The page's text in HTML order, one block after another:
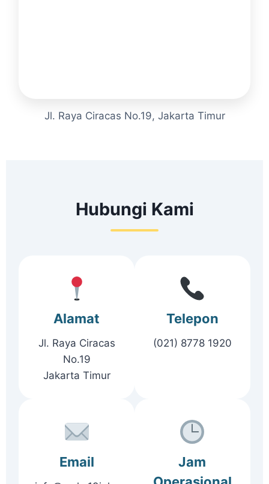
Jl. Raya Ciracas No.19, Jakarta Timur
Hubungi Kami
Alamat
Jl. Raya Ciracas
No.19
Jakarta Timur
Telepon
(021) 8778 1920
Email
Jam